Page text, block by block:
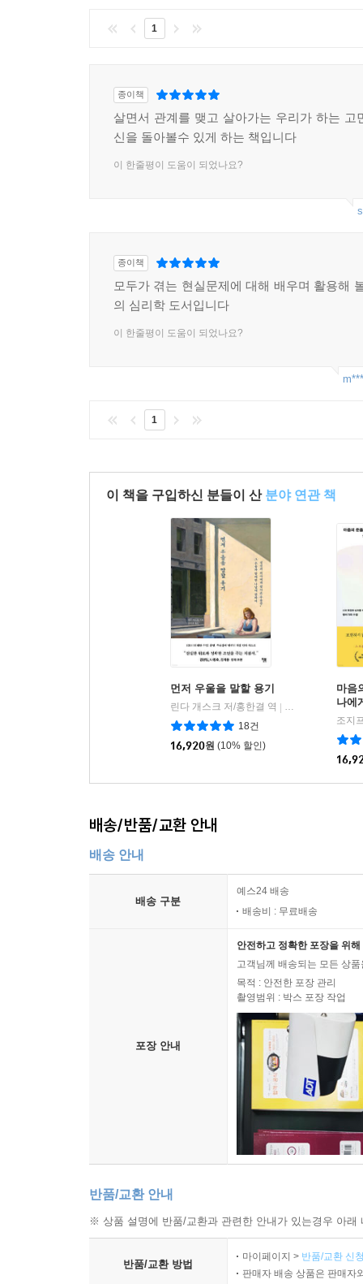
1
종이책
살면서 관계를 맺고 살아가는 우리가 하는 고
신을 돌아볼수 있게 하는 책입니다
이 한줄평이 도움이 되었나요?
종이책
모두가 겪는 현실문제에 대해 배우며 활용해
의 심리학 도서입니다
이 한줄평이 도움이 되었나요?
1
이 책을 구입하신 분들이 산 분야 연관 책
먼저 우울을 말할 용기
린다 개스크 저/홍한결 역
윌북(willbook)
18건
16,920원 (10% 할인)
마음
나에
조지
배송/반품/교환 안내
배송 안내
배송 구분
예스24 배송
배송비 : 무료배송
포장 안내
안전하고 정확한 포장을 위
고객님께 배송되는 모든 상
목적 : 안전한 포장 관리
촬영범위 : 박스 포장 작업
반품/교환 안내
※ 상품 설명에 반품/교환과 관련한 안내가 있는경우 아
반품/교환 방법
마이페이지 > 반품/교환 신
판매자 배송 상품은 판매자